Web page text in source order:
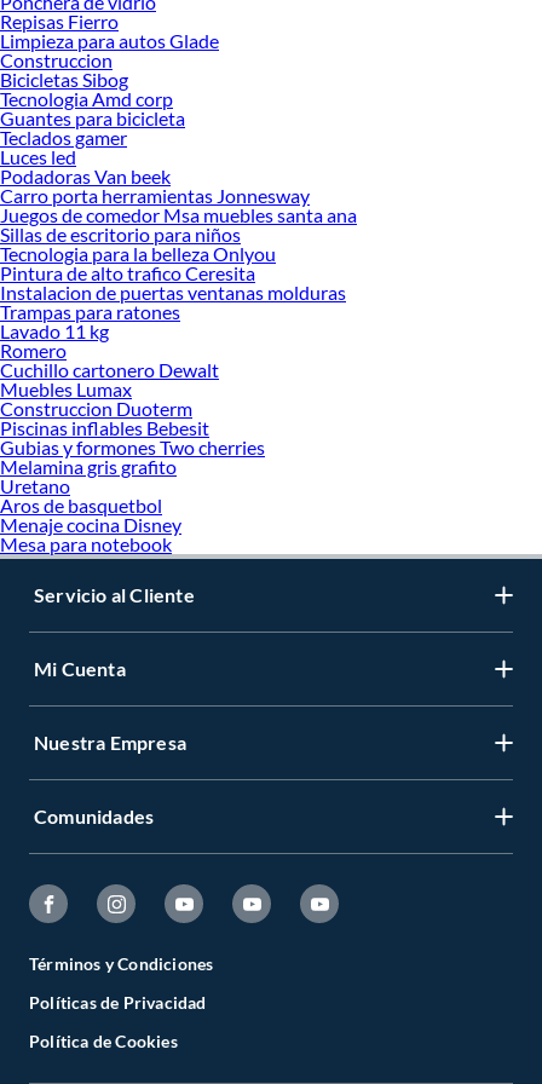
todo lo necesario para tus proyectos de renovación y decoración. ¡Visítanos y
haz tus ideas realidad!
Repisas Fierro
Limpieza para autos Glade
Construccion
Bicicletas Sibog
Tecnologia Amd corp
Guantes para bicicleta
Teclados gamer
Luces led
Podadoras Van beek
Carro porta herramientas Jonnesway
Juegos de comedor Msa muebles santa ana
Sillas de escritorio para niños
Tecnologia para la belleza Onlyou
Pintura de alto trafico Ceresita
Instalacion de puertas ventanas molduras
Trampas para ratones
Lavado 11 kg
Romero
Cuchillo cartonero Dewalt
Muebles Lumax
Construccion Duoterm
Piscinas inflables Bebesit
Gubias y formones Two cherries
Melamina gris grafito
Uretano
Aros de basquetbol
Menaje cocina Disney
Mesa para notebook
Servicio al Cliente
Mi Cuenta
Nuestra Empresa
Comunidades
Términos y Condiciones
Políticas de Privacidad
Política de Cookies